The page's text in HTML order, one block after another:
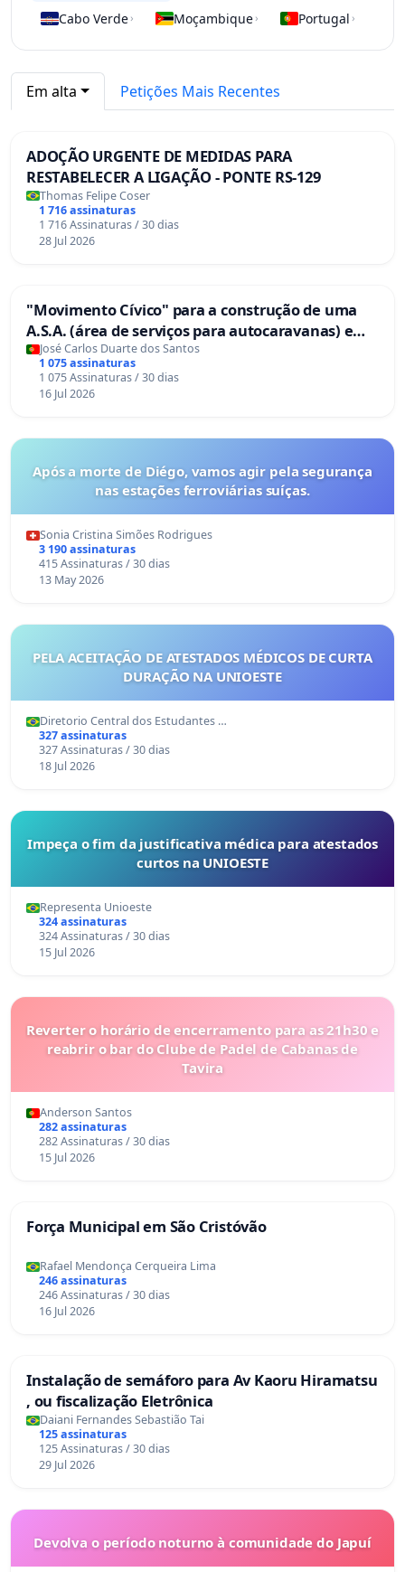
Cabo Verde› Moçambique› Portugal ›
Em alta Petições Mais Recentes
ADOÇÃO URGENTE DE MEDIDAS PARA
RESTABELECER A LIGAÇÃO - PONTE RS-129
Thomas Felipe Coser
1 716 assinaturas
1 716 Assinaturas / 30 dias
28 Jul 2026
"Movimento Cívico" para a construção de uma
A.S.A. (área de serviços para autocaravanas) em
Coimbra
José Carlos Duarte dos Santos
1 075 assinaturas
1 075 Assinaturas / 30 dias
16 Jul 2026
Após a morte de Diégo, vamos agir pela segurança
nas estações ferroviárias suíças.
Sonia Cristina Simões Rodrigues
3 190 assinaturas
415 Assinaturas / 30 dias
13 May 2026
PELA ACEITAÇÃO DE ATESTADOS MÉDICOS DE CURTA
DURAÇÃO NA UNIOESTE
Diretorio Central dos Estudantes …
327 assinaturas
327 Assinaturas / 30 dias
18 Jul 2026
Impeça o fim da justificativa médica para atestados
curtos na UNIOESTE
Representa Unioeste
324 assinaturas
324 Assinaturas / 30 dias
15 Jul 2026
Reverter o horário de encerramento para as 21h30 e
reabrir o bar do Clube de Padel de Cabanas de
Tavira
Anderson Santos
282 assinaturas
282 Assinaturas / 30 dias
15 Jul 2026
Força Municipal em São Cristóvão
Rafael Mendonça Cerqueira Lima
246 assinaturas
246 Assinaturas / 30 dias
16 Jul 2026
Instalação de semáforo para Av Kaoru Hiramatsu
, ou fiscalização Eletrônica
Daiani Fernandes Sebastião Tai
125 assinaturas
125 Assinaturas / 30 dias
29 Jul 2026
Devolva o período noturno à comunidade do Japuí